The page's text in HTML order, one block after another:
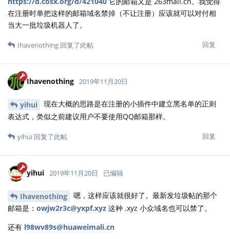
在注册时单把这样的邮箱域名禁掉（不让注册）应该就可以对付相
当大一批垃圾机器人了。
回复
Ihavenothing 回复了此帖
Ihavenothing 2019年11月20日
yihui
现在大概的思路是在注册的小插件中建立黑名单的正则
表达式，类似之前建议用户不要使用QQ邮箱那样。
回复
yihui 回复了此帖
yihui 2019年11月20日 已编辑
Ihavenothing
嗯，这样应该就很好了。最新发垃圾帖的那个
邮箱是： owjw2r3c@yxpf.xyz 这种 .xyz 小众域名也可以禁了。
还有 l98wv89s@huaweimali.cn